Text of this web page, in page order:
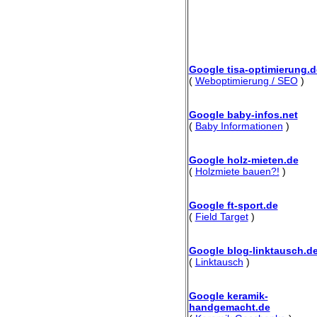
Google tisa-
( Weboptimierung / SEO)
Google baby-infos.net
( Baby Informationen )
Google holz-mieten.de
( Holzmiete bauen?! )
Google ft-sport.de
( Field Target)
Google blog-
( Linktausch )
Google keramik-
handgemacht.de